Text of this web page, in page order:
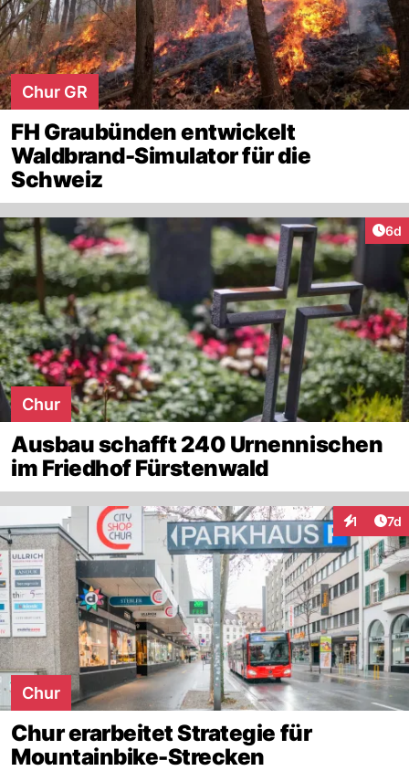
Chur GR
FH Graubünden entwickelt
Waldbrand-Simulator für die
Schweiz
6d
Chur
Ausbau schafft 240 Urnennischen
im Friedhof Fürstenwald
1 7d
Chur
Chur erarbeitet Strategie für
Mountainbike-Strecken